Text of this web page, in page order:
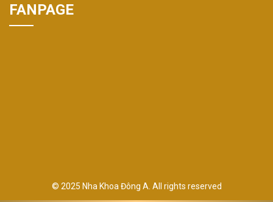
FANPAGE
© 2025 Nha Khoa Đông A. All rights reserved